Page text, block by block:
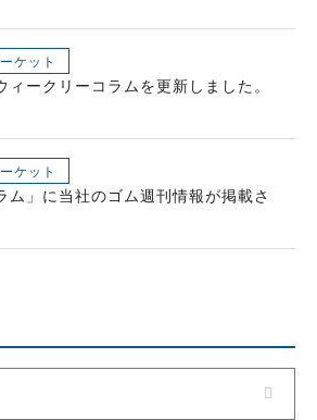
ケット
ィークリーコラムを更新しました。
ケット
ム」に当社のゴム週刊情報が掲載さ